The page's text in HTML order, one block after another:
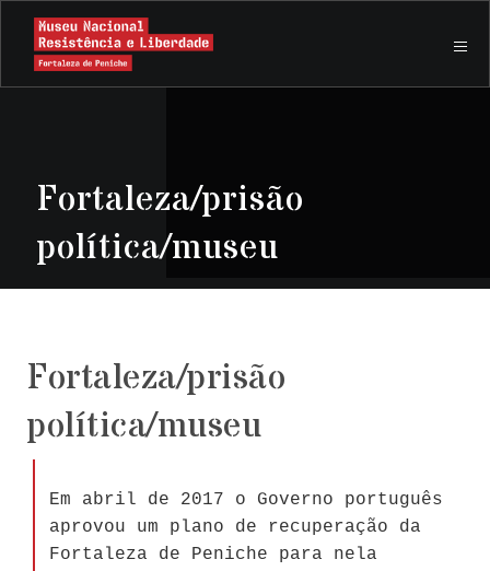
Fortaleza/prisão
política/museu
Fortaleza/prisão
política/museu
Em abril de 2017 o Governo português
aprovou um plano de recuperação da
Fortaleza de Peniche para nela